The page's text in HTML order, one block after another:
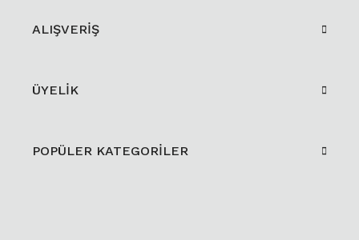
ALIŞVERİŞ
ÜYELİK
POPÜLER KATEGORİLER